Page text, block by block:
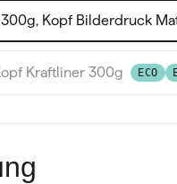
300g, Kopf Bilderdruck
Kraftliner 300g ECO